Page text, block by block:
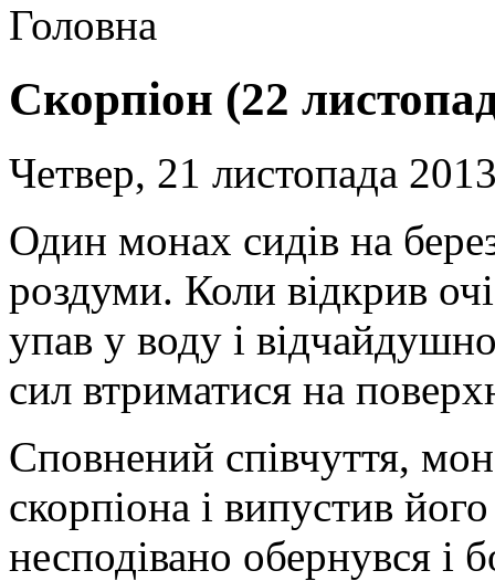
Головна
Скорпіон (22
Четвер, 21 листопада
Один монах сидів на
роздуми. Коли відкрив
упав у воду і
сил втриматися на
Сповнений співчуття,
скорпіона і випустив
несподівано обернувся і